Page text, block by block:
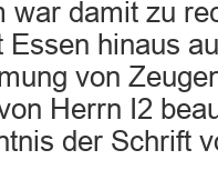
war damit zu
Essen hinaus
von
Herrn I2
der Schrift